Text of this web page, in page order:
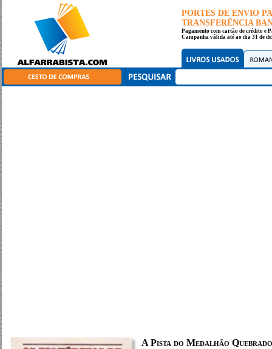
PORTES DE ENVIO
TRANSFERÊNCIA
Pagamento com cartão de crédito e
Campanha válida até ao dia 31 de
A Pista do Medalhão Quebrado